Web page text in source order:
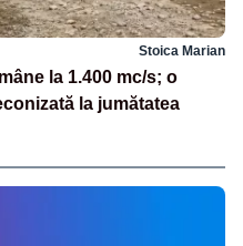
Stoica Marian
la 1.400 mc/s; o
la jumătatea